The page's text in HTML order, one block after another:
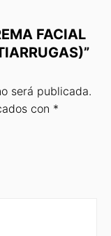
FACIAL
será publicada.
con *